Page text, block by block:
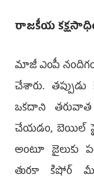
రాజకీయ
మాజీ ఎంపీ
చేశారు.
ఒకదాని
చేయడం, బెయిల్
అంటూ జైలుకు
తురకా కిషోర్